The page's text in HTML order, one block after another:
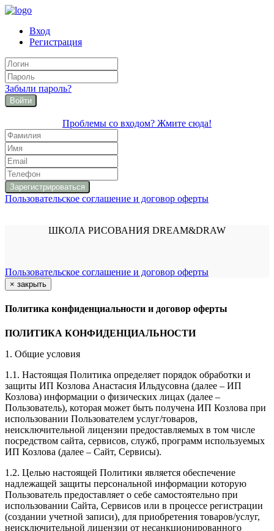
Вход
Регистрация
Забыли пароль?
Войти
Проблемы со входом? Жмите сюда!
Пользовательское соглашение и договор оферты
ШКОЛА РИСОВАНИЯ DREAM&DRAW
Пользовательское соглашение и договор оферты
× закрыть
Политика конфиденциальности и договор оферты
ПОЛИТИКА КОНФИДЕНЦИАЛЬНОСТИ
1. Общие условия
1.1. Настоящая Политика определяет порядок обработки и
защиты ИП Козлова Анастасия Ильдусовна (далее – ИП
Козлова) информации о физических лицах (далее –
Пользователь), которая может быть получена ИП Козлова при
использовании Пользователем услуг/товаров,
неисключительной лицензии предоставляемых в том числе
посредством сайта, сервисов, служб, программ используемых
ИП Козлова (далее – Сайт, Сервисы).
1.2. Целью настоящей Политики является обеспечение
надлежащей защиты персональной информации которую
Пользователь предоставляет о себе самостоятельно при
использовании Сайта, Сервисов или в процессе регистрации
(создании учетной записи), для приобретения товаров/услуг,
неисключительной лицензии от несанкционированного